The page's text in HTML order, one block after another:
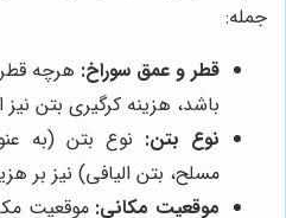
جمله:
قطر و عمق سوراخ: هرچه
باشد، هزینه کرگیری بتن
نوع بتن: نوع بتن (به
مسلح، بتن الیافی) نیز بر
موقعیت مکانی: موقعیت